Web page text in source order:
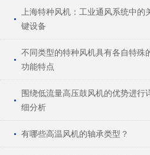
上海特种风机：工业通风系统中的
键设备
不同类型的特种风机具有各自特殊
功能特点
围绕低流量高压鼓风机的优势进行
细分析
有哪些高温风机的轴承类型？